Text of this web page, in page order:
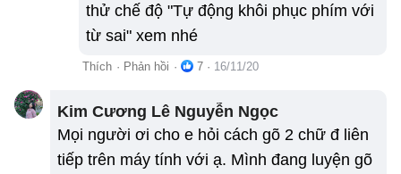
thử chế độ "Tự động khôi phục phím với
từ sai" xem nhé
Thích · Phản hồi · 7 · 16/11/20
Kim Cương Lê Nguyễn Ngọc
Mọi người ơi cho e hỏi cách gõ 2 chữ đ liên
tiếp trên máy tính với ạ. Mình đang luyện gõ